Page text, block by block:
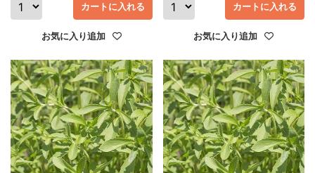
カートに入れる
お気に入り追加
カートに入れる
お気に入り追加